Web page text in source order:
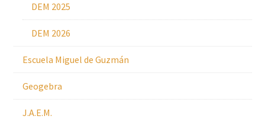
DEM 2025
DEM 2026
Escuela Miguel de Guzmán
Geogebra
J.A.E.M.